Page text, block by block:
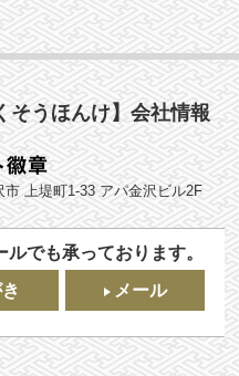
そうほんけ】会社情報
市 上堤町1-33 アパ金沢ビル2F
でも承っております。
メール